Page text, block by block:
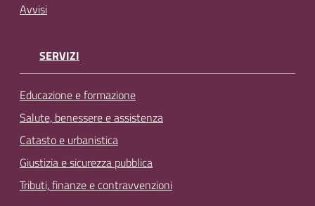
Avvisi
SERVIZI
Educazione e formazione
Salute, benessere e assistenza
Catasto e urbanistica
Giustizia e sicurezza pubblica
Tributi, finanze e contravvenzioni